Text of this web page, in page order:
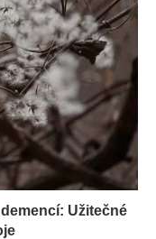
Užitečné